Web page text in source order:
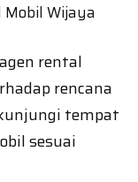
Wijaya
rental
rencana
tempat
sesuai